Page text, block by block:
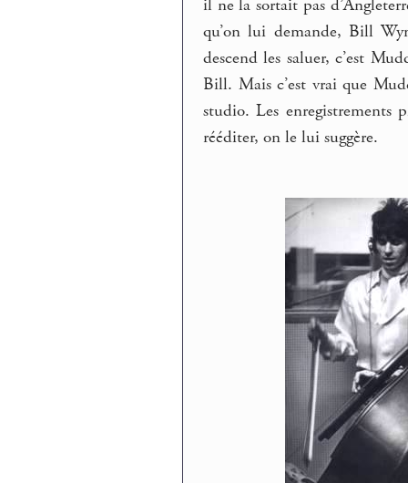
il ne la sortait pas
qu’on lui demande, Bill
descend les saluer, c’est
Bill. Mais c’est vrai que
studio. Les enregistrements
rééditer, on le lui suggère.